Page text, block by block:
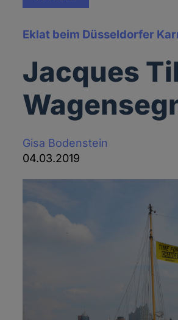
Eklat beim Düsseldorfer
Jacques
Gisa Bodenstein
04.03.2019